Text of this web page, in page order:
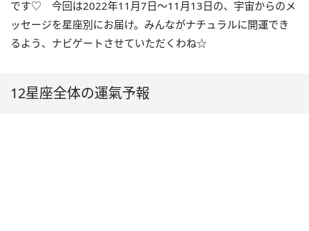
です♡ 今回は2022年11月7日〜11 月13日の、宇宙からのメ
ッセージを星座別にお届け。みんながナチュラルに開運でき
るよう、ナビゲートさせていただくわね☆
12星座全体の運氣予報